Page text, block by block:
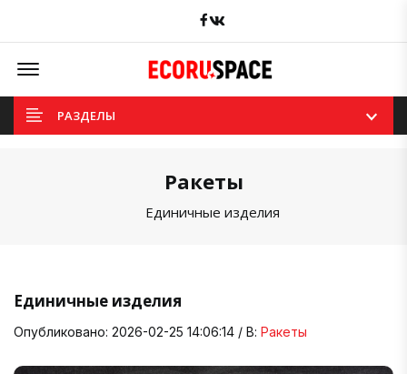
Facebook
Offcanvas Menu Open
РАЗДЕЛЫ
Ракеты
Единичные изделия
Единичные изделия
Опубликовано: 2026-02-25 14:06:14 / В: Ракеты